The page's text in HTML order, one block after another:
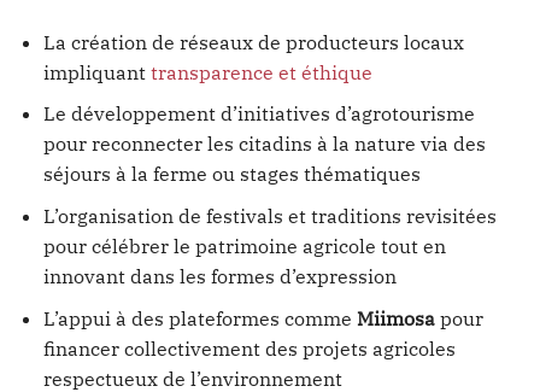
La création de réseaux de producteurs locaux
impliquant transparence et éthique
Le développement d’initiatives d’agrotourisme
pour reconnecter les citadins à la nature via des
séjours à la ferme ou stages thématiques
L’organisation de festivals et traditions revisitées
pour célébrer le patrimoine agricole tout en
innovant dans les formes d’expression
L’appui à des plateformes comme Miimosapour
financer collectivement des projets agricoles
respectueux de l’environnement